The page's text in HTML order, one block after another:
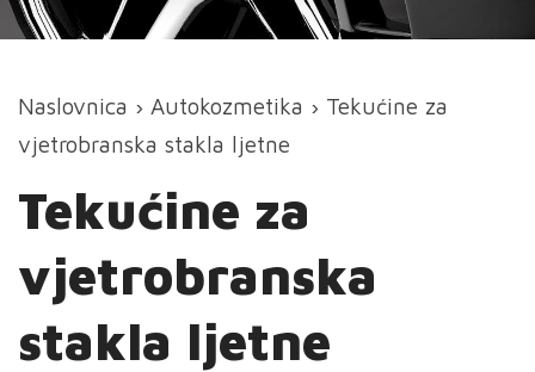
Naslovnica › Autokozmetika › Tekućine za
vjetrobranska stakla ljetne
Tekućine za
vjetrobranska
stakla ljetne